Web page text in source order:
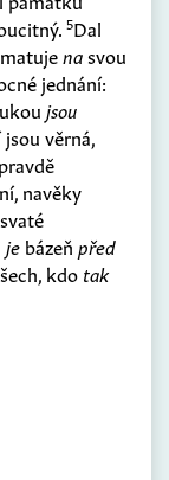
5Dal
nasvou
jednání:
jsou
věrná,
navěky
svaté
je bázeň před
kdo tak